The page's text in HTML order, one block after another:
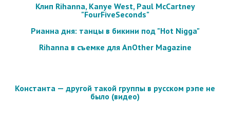
Клип Rihanna, Kanye West, Paul McCartney
"FourFiveSeconds"
Рианна дня: танцы в бикини под "Hot Nigga"
Rihanna в съемке для AnOther Magazine
Константа — другой такой группы в русском рэпе не
было (видео)